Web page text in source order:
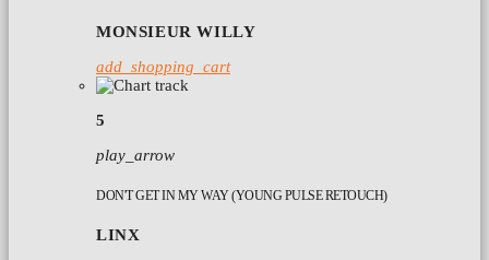
MONSIEUR WILLY
add_shopping_cart
5
play_arrow
DON'T GET IN MY WAY (YOUNG PULSE RETOUCH)
LINX